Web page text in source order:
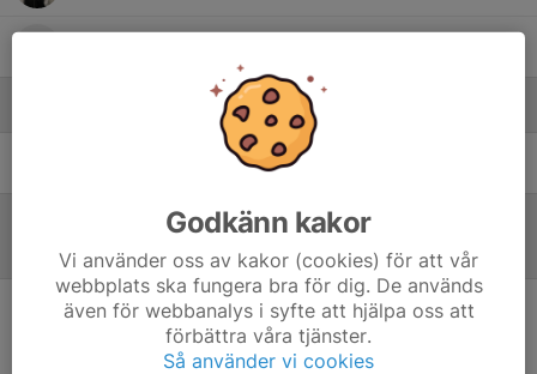
Assisterande tränare
Referat
Inget referat skrivet
Godkänn kakor
Vi använder oss av kakor (cookies) för att vår
webbplats ska fungera bra för dig. De används
även för webbanalys i syfte att hjälpa oss att
förbättra våra tjänster.
Så använder vi cookies